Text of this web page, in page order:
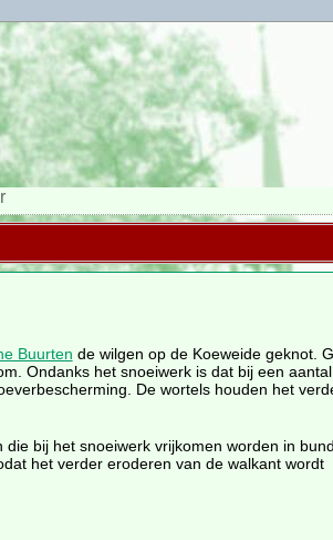
Buurten de wilgen op de Koeweide geknot.
Ondanks het snoeiwerk is dat bij een
De wortels houden het
bij het snoeiwerk vrijkomen worden in
het verder eroderen van de walkant wordt